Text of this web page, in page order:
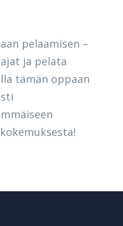
pelaamisen –
ja pelata
tämän oppaan